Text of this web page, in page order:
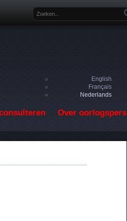
Zoekveld
English
Français
Nederlands
Over oorlogspers